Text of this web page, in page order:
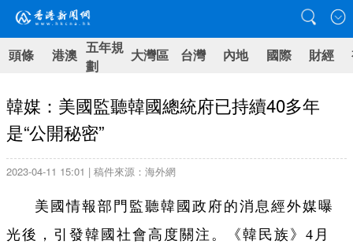
頭條 港澳 五年規
劃
大灣區 台灣 內地 國際 財經
韓媒：美國監聽韓國總統府已持續40多年
是“公開秘密”
2023-04-11 15:01 | 稿件來源：海外網
美國情報部門監聽韓國政府的消息經外媒曝
光後，引發韓國社會高度關注。《韓民族》4月